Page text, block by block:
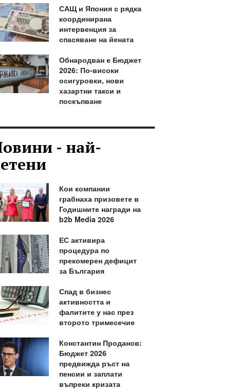
САЩ и Япония с рядка
координирана
интервенция за
спасяване на йената
Обнародван е Бюджет
2026: По-високи
осигуровки, нови
хазартни такси и
поскъпване
- най-
Кои компании
грабнаха призовете в
Годишните награди на
b2b Media 2026
ЕС активира
процедура по
прекомерен дефицит
за България
Спад в бизнес
активността и
фалитите у нас през
второто тримесечие
Константин Проданов:
Бюджет 2026
предвижда ръст на
пенсии и заплати
въпреки кризата